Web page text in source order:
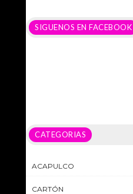
SIGUENOS EN FACEBOOK
CATEGORIAS
ACAPULCO
CARTÓN